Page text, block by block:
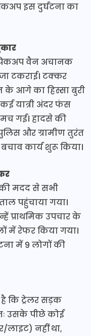
इस दुर्घटना का
पिकअप वैन अचानक
टकराई। टक्कर
के आगे का हिस्सा बुरी
कई यात्री अंदर फंस
गई। हादसे की
और ग्रामीण तुरंत
कार्य शुरू किया।
मदद से सभी
पहुंचाया गया।
प्राथमिक उपचार के
में रेफर किया गया।
में 9 लोगों की
है कि ट्रेलर सड़क
उसके पीछे कोई
नहीं था,